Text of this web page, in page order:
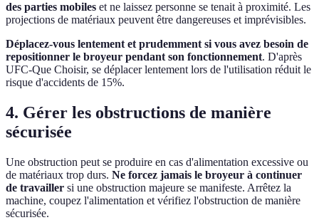
des parties mobiles et ne laissez personne se tenait à proximité. Les
projections de matériaux peuvent être dangereuses et imprévisibles.
Déplacez-vous lentement et prudemment si vous avez besoin de
repositionner le broyeur pendant son fonctionnement. D'après
UFC-Que Choisir, se déplacer lentement lors de l'utilisation réduit le
risque d'accidents de 15%.
4. Gérer les obstructions de manière
sécurisée
Une obstruction peut se produire en cas d'alimentation excessive ou
de matériaux trop durs. Ne forcez jamais le broyeur à continuer
de travailler si une obstruction majeure se manifeste. Arrêtez la
machine, coupez l'alimentation et vérifiez l'obstruction de manière
sécurisée.